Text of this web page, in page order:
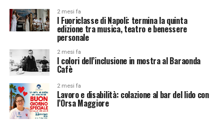
2 mesi fa
I Fuoriclasse di Napoli: termina la quinta
edizione tra musica, teatro e benessere
personale
2 mesi fa
I colori dell’inclusione in mostra al Baraonda
Cafè
2 mesi fa
Lavoro e disabilità: colazione al bar del lido con
l’Orsa Maggiore